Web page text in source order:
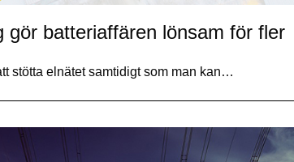
gör batteriaffären lönsam för fler
stötta elnätet samtidigt som man kan…